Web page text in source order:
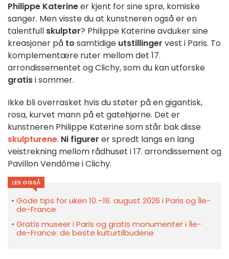
Philippe Katerineer kjent for sine sprø, komiske
sanger. Men visste du at kunstneren også er en
talentfull skulptør? Philippe Katerine avduker sine
kreasjoner på to samtidige utstillinger vest i Paris. To
komplementære ruter mellom det 17.
arrondissementet og Clichy, som du kan utforske
gratisi sommer.
Ikke bli overrasket hvis du støter på en gigantisk,
rosa, kurvet mann på et gatehjørne. Det er
kunstneren Philippe Katerine som står bak disse
skulpturene. Ni figurer er spredt langs en lang
veistrekning mellom rådhuset i 17. arrondissement og
Pavillon Vendôme i Clichy.
LES OGSÅ
Gode tips for uken 10.–16. august 2026 i Paris og Île-
de-France
Gratis museer i Paris og gratis monumenter i Île-
de-France: de beste kulturtilbudene